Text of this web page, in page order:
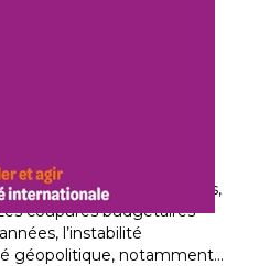
des difficultés profondes,
coupures budgétaires
l’instabilité
géopolitique, notamment…